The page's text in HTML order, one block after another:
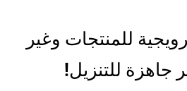
للمنتجات وغير
جاهزة للتنزيل!